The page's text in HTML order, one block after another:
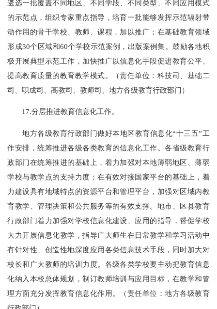
遴选一批覆盖不同地区、不同学段、不同类型、不同应用模式
的示范点，组织专家重点指导，培育一批能够发挥示范辐射带
动作用的骨干学校、教师、课程，加以推广；在基础教育领域
形成30个区域和60个学校示范案例，出版案例集。鼓励各地积
极开展典型示范工作，加快推广以信息化手段促进教育公平、
提高教育质量的教育教学模式。（责任单位：科技司、基础二
司、职成司、高教司、教师司、地方各级教育行政部门）
17.分层推进教育信息化工作。
地方各级教育行政部门做好本地区教育信息化“十三五”工
作安排，统筹推进各级各类教育的信息化工作。各省级教育行
政部门在统筹推进的基础上，着力加强对本地薄弱地区、薄弱
学校与教学点的支持力度；在有效对接国家平台的基础上，着
力建设具有地域特点的资源平台和管理平台，加强对区域内教
育教学、管理决策和公共服务等的有效支撑。地市、区县教育
行政部门着力加强对学校信息化建设、应用的指导，督促学校
大力开展信息化教学，指导广大师生在日常教学和学习活动中
有针对性、创造性地深度应用各类信息技术手段，同时加大对
校长和广大教师的培训力度。各级各类学校要主动把教育信息
化纳入本校总体规划，制订教师培训与应用目标，在教学和管
理方面充分发挥教育信息化作用。（责任单位：地方各级教育